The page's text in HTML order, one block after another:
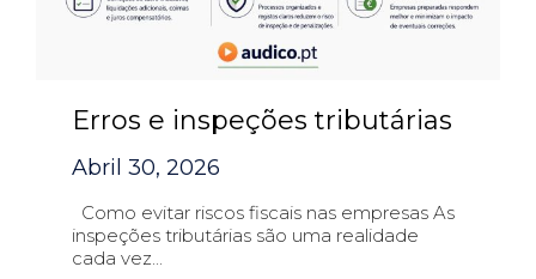
Erros e inspeções tributárias
Abril 30, 2026
Como evitar riscos fiscais nas empresas As
inspeções tributárias são uma realidade
cada vez...